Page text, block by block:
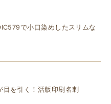
で小口染めしたスリムな
目を引く！活版印刷名刺